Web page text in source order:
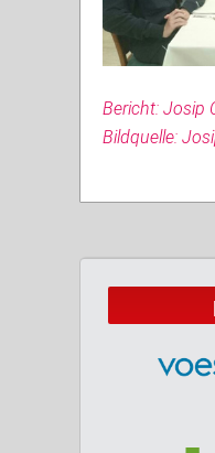
Bericht: Josip
Bildquelle: